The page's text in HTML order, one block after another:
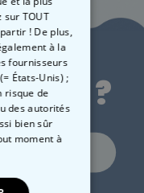
sur TOUT
! De plus,
à la
fournisseurs
États-Unis) ;
risque de
des autorités
bien sûr
momentà
?
!